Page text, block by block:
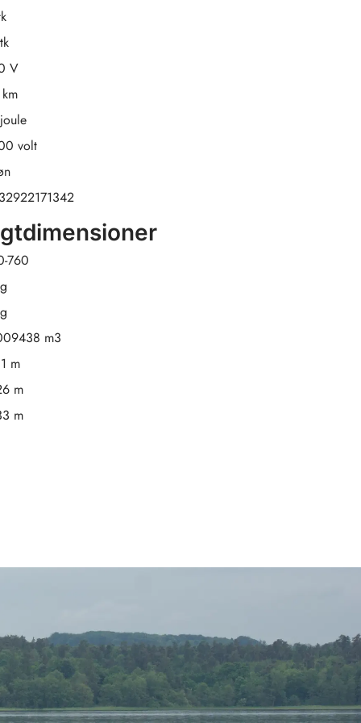
V
volt
760
m3
m
m
m